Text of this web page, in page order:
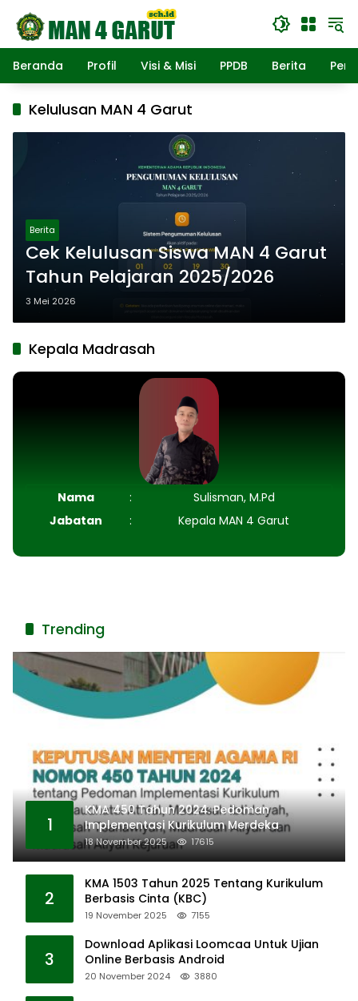
konten
Beranda
Profil Visi & Misi PPDB Berita
Kelulusan MAN 4 Garut
Berita
Cek Kelulusan Siswa MAN 4 Garut
Tahun Pelajaran 2025/2026
3 Mei 2026
Kepala Madrasah
Nama :
Sulisman, M.Pd
Jabatan
: Kepala MAN 4 Garut
Trending
1
KMA 450 Tahun 2024: Pedoman
Implementasi Kurikulum Merdeka
18 November 2025 17615
2
KMA 1503 Tahun 2025 Tentang Kurikulum
Berbasis Cinta (KBC)
19 November 2025 7155
3
Download Aplikasi Loomcaa Untuk Ujian
Online Berbasis Android
20 November 2024 3880